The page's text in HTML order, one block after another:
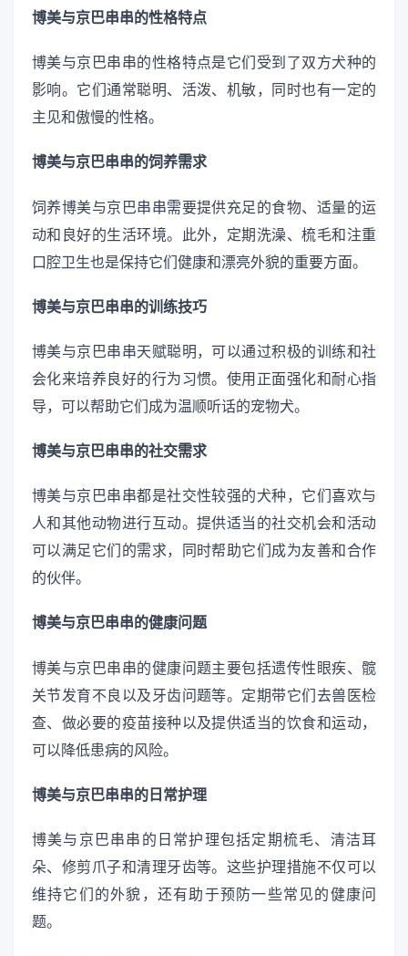
博美与京巴串串的性格特点
博美与京巴串串的性格特点是它们受到了双方犬种的
影响。它们通常聪明、活泼、机敏，同时也有一定的
主见和傲慢的性格。
博美与京巴串串的饲养需求
饲养博美与京巴串串需要提供充足的食物、适量的运
动和良好的生活环境。此外，定期洗澡、梳毛和注重
口腔卫生也是保持它们健康和漂亮外貌的重要方面。
博美与京巴串串的训练技巧
博美与京巴串串天赋聪明，可以通过积极的训练和社
会化来培养良好的行为习惯。使用正面强化和耐心指
导，可以帮助它们成为温顺听话的宠物犬。
博美与京巴串串的社交需求
博美与京巴串串都是社交性较强的犬种，它们喜欢与
人和其他动物进行互动。提供适当的社交机会和活动
可以满足它们的需求，同时帮助它们成为友善和合作
的伙伴。
博美与京巴串串的健康问题
博美与京巴串串的健康问题主要包括遗传性眼疾、髋
关节发育不良以及牙齿问题等。定期带它们去兽医检
查、做必要的疫苗接种以及提供适当的饮食和运动，
可以降低患病的风险。
博美与京巴串串的日常护理
博美与京巴串串的日常护理包括定期梳毛、清洁耳
朵、修剪爪子和清理牙齿等。这些护理措施不仅可以
维持它们的外貌，还有助于预防一些常见的健康问
题。